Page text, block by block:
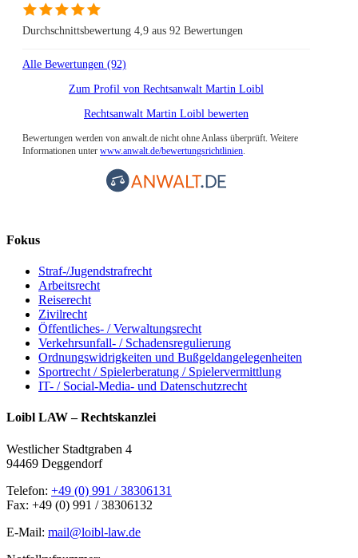
Durchschnittsbewertung 4,9 aus 92 Bewertungen
Alle Bewertungen (92)
Zum Profil von Rechtsanwalt Martin Loibl
Rechtsanwalt Martin Loibl bewerten
Bewertungen werden von anwalt.de nicht ohne Anlass überprüft. Weitere
Informationen unter www.anwalt.de/bewertungsrichtlinien
Fokus
Straf-/Jugendstrafrecht
Arbeitsrecht
Reiserecht
Zivilrecht
Öffentliches- / Verwaltungsrecht
Verkehrsunfall- / Schadensregulierung
Ordnungswidrigkeiten und Bußgeldangelegenheiten
Sportrecht / Spielerberatung / Spielervermittlung
IT- / Social-Media- und Datenschutzrecht
Loibl LAW – Rechtskanzlei
Westlicher Stadtgraben 4
94469 Deggendorf
Telefon: +49 (0) 991 / 38306131
Fax: +49 (0) 991 / 38306132
E-Mail: mail@loibl-law.de